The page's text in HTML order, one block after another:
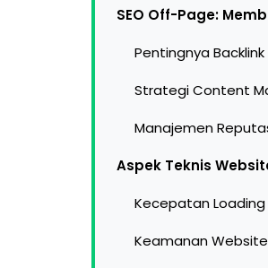
SEO Off-Page:
Pentingnya
Strategi Content
Manajemen
Aspek Teknis
Kecepatan
Keamanan